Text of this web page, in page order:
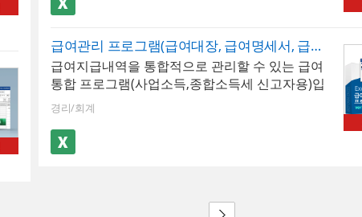
급여관리 프로그램(급여대장, 급여명세서, 급여입금내역서, 재직증명서, 퇴직증명서)(사업소득,종합소득세 신고자용)
급여지급내역을 통합적으로 관리할 수 있는 급여
통합 프로그램(사업소득,종합소득세 신고자용)입
니다. 급여내역을 월별로 입력, 저장, 검색할 수 있
습니다. 종합소득세 신고자용으로 선택하여 소득
세를 3.3계산할 수 있으며, 4대보험이 자동계산
여부를 선택할 수 있으며 자동계산 선택 시 소득
항목은 최대 20개까지 추가할 수 있습니다.
경리/회계